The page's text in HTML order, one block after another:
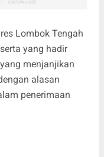
Lombok Tengah
yang hadir
menjanjikan
alasan
penerimaan